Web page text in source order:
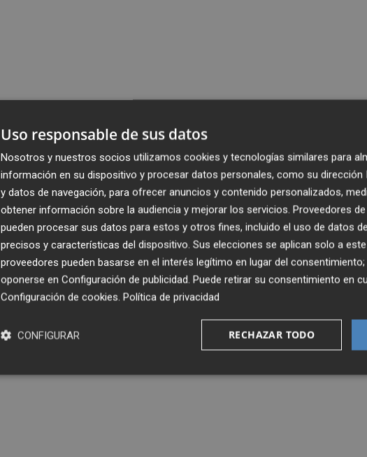
Uso responsable de sus datos
Nosotros y nuestros socios utilizamos cookies y tecnologías similares para
información en su dispositivo y procesar datos personales, como su dirección
y datos de navegación, para ofrecer anuncios y contenido personalizados,
obtener información sobre la audiencia y mejorar los servicios. Proveedores
pueden procesar sus datos para estos y otros fines, incluido el uso de datos
precisos y características del dispositivo. Sus elecciones se aplican solo a
proveedores pueden basarse en el interés legítimo en lugar del
oponerse en Configuración de publicidad. Puede retirar su consentimiento en
Configuración de cookies. Política de privacidad
RECHAZAR TODO
CONFIGURAR